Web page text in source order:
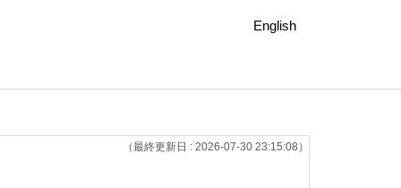
English
（最終更新日 : 2026-07-30 23:15:08）